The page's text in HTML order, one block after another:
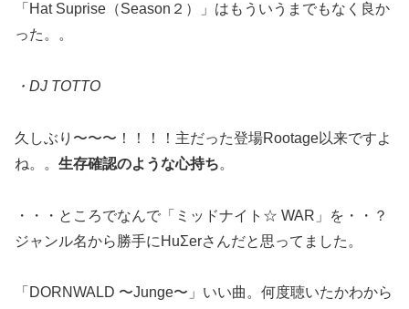
「Hat Suprise（Season２）」はもういうまでもなく良か
った。。
・DJ TOTTO
久しぶり〜〜〜！！！！主だった登場Rootage以来ですよ
ね。。 生存確認のような心持ち。
・・・ところでなんで「ミッドナイト☆ WAR」を・・？
ジャンル名から勝手にHuΣerさんだと思ってました。
「DORNWALD 〜Junge〜」いい曲。何度聴いたかわから